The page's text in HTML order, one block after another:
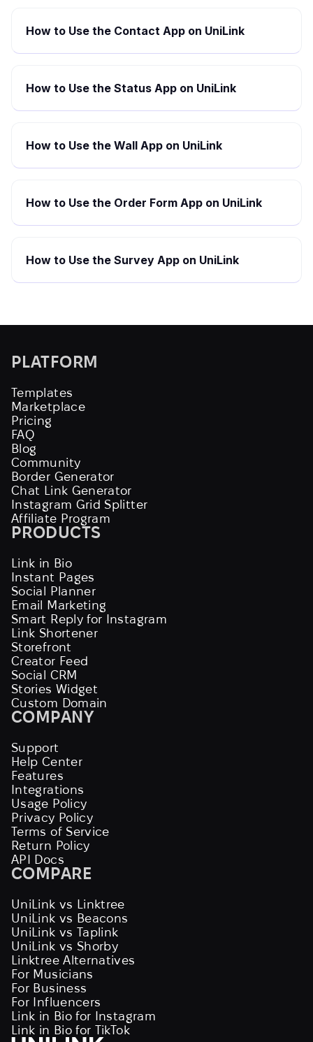
How to Use the Contact App on UniLink
How to Use the Status App on UniLink
How to Use the Wall App on UniLink
How to Use the Order Form App on UniLink
How to Use the Survey App on UniLink
PLATFORM
Templates
Marketplace
Pricing
FAQ
Blog
Community
Border Generator
Chat Link Generator
Instagram Grid Splitter
Affiliate Program
PRODUCTS
Link in Bio
Instant Pages
Social Planner
Email Marketing
Smart Reply for Instagram
Link Shortener
Storefront
Creator Feed
Social CRM
Stories Widget
Custom Domain
COMPANY
Support
Help Center
Features
Integrations
Usage Policy
Privacy Policy
Terms of Service
Return Policy
API Docs
COMPARE
UniLink vs Linktree
UniLink vs Beacons
UniLink vs Taplink
UniLink vs Shorby
Linktree Alternatives
For Musicians
For Business
For Influencers
Link in Bio for Instagram
Link in Bio for TikTok